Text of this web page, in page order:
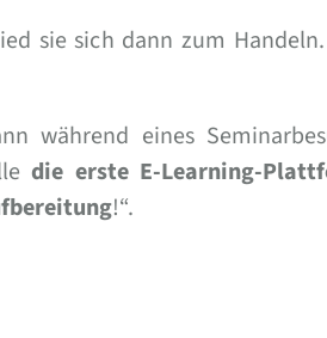
sie sich dann zum
während eines
die erste E-Learning-
!“.